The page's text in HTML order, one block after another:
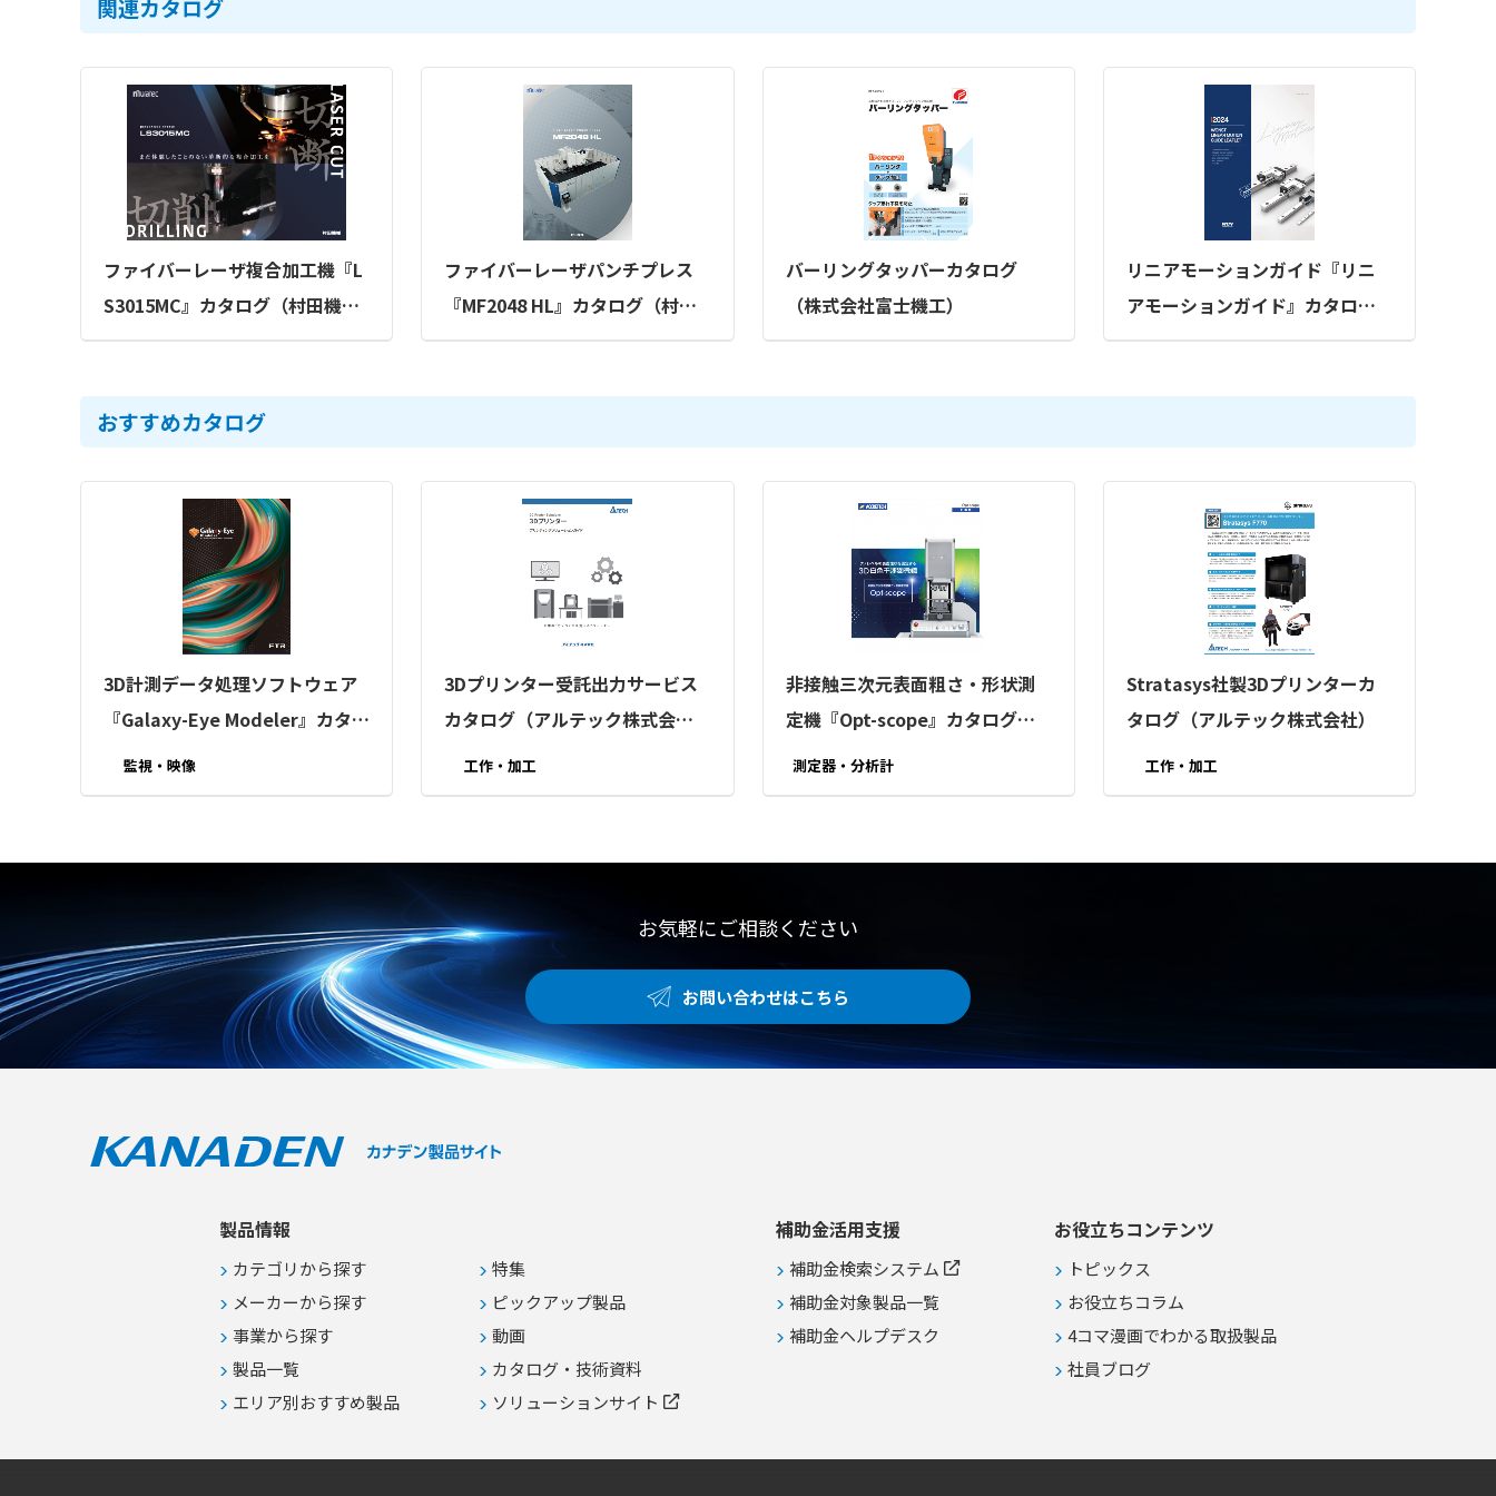
関連カタログ
ファイバーレーザ複合加工機『L
S3015MC』カタログ（村田機械
株式会社）
ファイバーレーザパンチプレス
『MF2048 HL』カタログ（村田
機械株式会社）
バーリングタッパーカタログ
（株式会社富士機工）
リニアモーションガイド『リニ
アモーションガイド』カタログ
（コタニ株式会社）
おすすめカタログ
3D計測データ処理ソフトウェア
『Galaxy-Eye Modeler』カタロ
グ（株式会社富士テクニカルリ
サーチ）
監視・映像
3Dプリンター受託出力サービス
カタログ（アルテック株式会
社）
工作・加工
非接触三次元表面粗さ・形状測
定機『Opt-scope』カタログ
（株式会社東京精密）
測定器・分析計
Stratasys社製3Dプリンターカ
タログ（アルテック株式会社）
工作・加工
お気軽にご相談ください
お問い合わせはこちら
製品情報
カテゴリから探す
メーカーから探す
事業から探す
製品一覧
エリア別おすすめ製品
特集
ピックアップ製品
動画
カタログ・技術資料
ソリューションサイト
補助金活用支援
補助金検索システム
補助金対象製品一覧
補助金ヘルプデスク
お役立ちコンテンツ
トピックス
お役立ちコラム
4コマ漫画でわかる取扱製品
社員ブログ